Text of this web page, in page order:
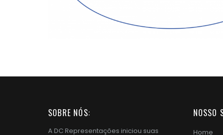
SOBRE NÓS:
A DC Representações iniciou suas
NOSSO
Home